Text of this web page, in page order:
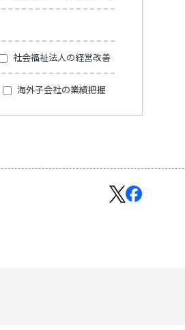
社会福祉法人の経営改善
海外子会社の業績把握